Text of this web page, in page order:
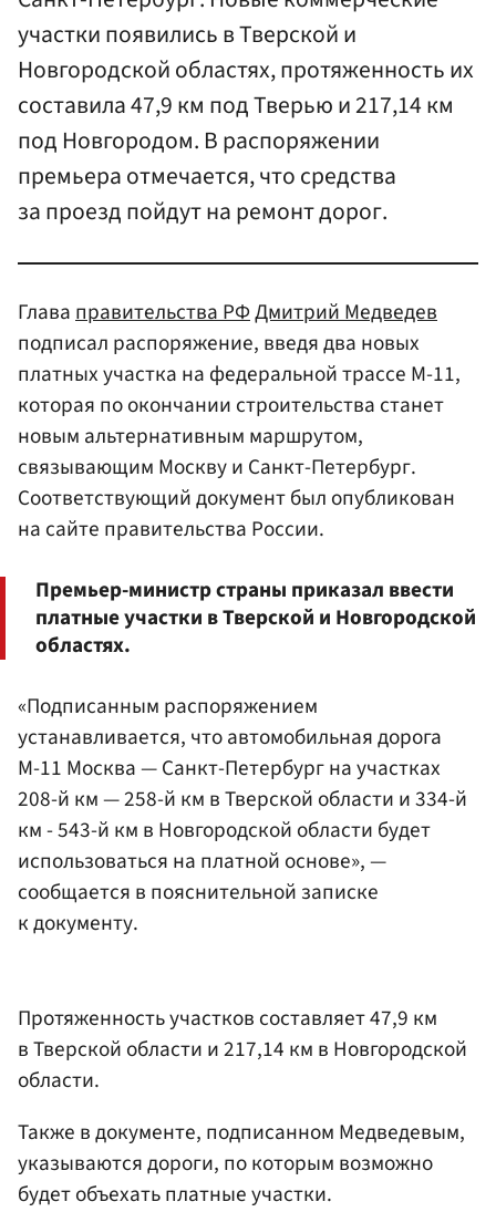
участки появились в Тверской и
Новгородской областях, протяженность их
составила 47,9 км под Тверью и 217,14 км
под Новгородом. В распоряжении
премьера отмечается, что средства
за проезд пойдут на ремонт дорог.
Главаправительства РФДмитрий Медведев
подписал распоряжение, введя два новых
платных участка на федеральной трассе М-11,
которая по окончании строительства станет
новым альтернативным маршрутом,
связывающим Москву и Санкт-Петербург.
Соответствующий документ был опубликован
на сайте правительства России.
Премьер-министр страны приказал ввести
платные участки в Тверской и Новгородской
областях.
«Подписанным распоряжением
устанавливается, что автомобильная дорога
М-11 Москва — Санкт-Петербург на участках
208-й км — 258-й км в Тверской области и 334-й
км - 543-й км в Новгородской области будет
использоваться на платной основе», —
сообщается в пояснительной записке
к документу.
Протяженность участков составляет 47,9 км
в Тверской области и 217,14 км в Новгородской
области.
Также в документе, подписанном Медведевым,
указываются дороги, по которым возможно
будет объехать платные участки.